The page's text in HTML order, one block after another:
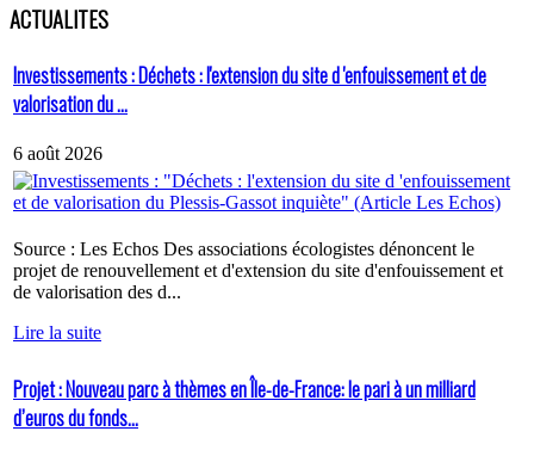
ACTUALITES
Investissements : Déchets : l'extension du site d 'enfouissement et de
valorisation du ...
6 août 2026
Source : Les Echos Des associations écologistes dénoncent le
projet de renouvellement et d'extension du site d'enfouissement et
de valorisation des d...
Lire la suite
Projet : Nouveau parc à thèmes en Île-de-France: le pari à un milliard
d’euros du fonds...